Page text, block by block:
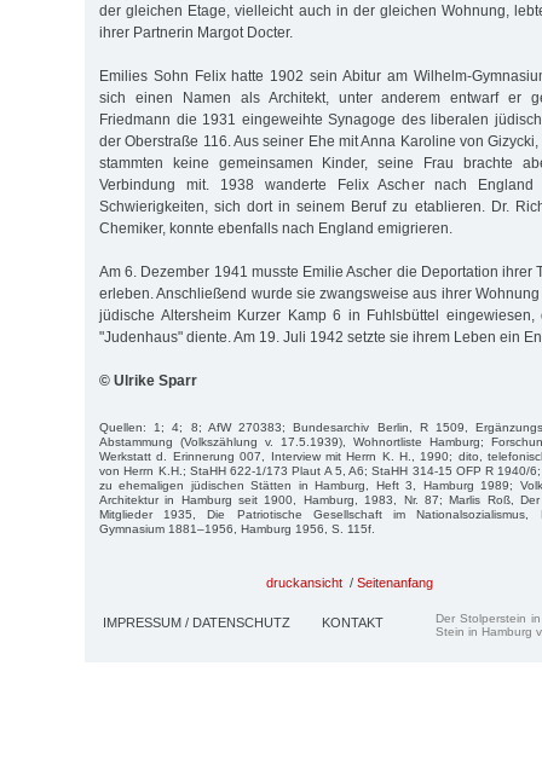
der gleichen Etage, vielleicht auch in der gleichen Wohnung,
ihrer Partnerin Margot Docter.
Emilies Sohn Felix hatte 1902 sein Abitur am Wilhelm-
sich einen Namen als Architekt, unter anderem entwarf er
Friedmann die 1931 eingeweihte Synagoge des liberalen
der Oberstraße 116. Aus seiner Ehe mit Anna Karoline von
stammten keine gemeinsamen Kinder, seine Frau brachte
Verbindung mit. 1938 wanderte Felix Ascher nach
Schwierigkeiten, sich dort in seinem Beruf zu etablieren. Dr.
Chemiker, konnte ebenfalls nach England emigrieren.
Am 6. Dezember 1941 musste Emilie Ascher die Deportation ihrer
erleben. Anschließend wurde sie zwangsweise aus ihrer
jüdische Altersheim Kurzer Kamp 6 in Fuhlsbüttel
"Judenhaus" diente. Am 19. Juli 1942 setzte sie ihrem Leben ein
© Ulrike Sparr
Quellen: 1; 4; 8; AfW 270383; Bundesarchiv Berlin, R 1509,
Abstammung (Volkszählung v. 17.5.1939), Wohnortliste Hamburg;
Werkstatt d. Erinnerung 007, Interview mit Herrn K. H., 1990; dito,
von Herrn K.H.; StaHH 622-1/173 Plaut A 5, A6; StaHH 314-15 OFP R 1940/
zu ehemaligen jüdischen Stätten in Hamburg, Heft 3, Hamburg 1989;
Architektur in Hamburg seit 1900, Hamburg, 1983, Nr. 87; Marlis Roß,
Mitglieder 1935, Die Patriotische Gesellschaft im Nationalsozialismus,
Gymnasium 1881–1956, Hamburg 1956, S. 115f.
druckansicht / Seitenanfang
IMPRESSUM / DATENSCHUTZ KONTAKT
Der Stolperstein
Stein in Hamburg